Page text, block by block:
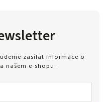
zasílat informace o
našem e-shopu.